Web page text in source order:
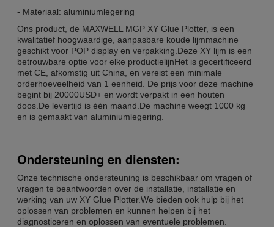
- Materiaal: aluminiumlegering
Ons product, de MAXWELL MGP XY Glue Plotter, is een
kwalitatief hoogwaardige, aanpasbare koude lijmmachine
geschikt voor POP display en verpakking.Deze XY lijm is een
betrouwbare optie voor elke productielijnHet is gecertificeerd
met CE, afkomstig uit China, en vereist een minimale
orderhoeveelheid van 1 eenheid. De prijs voor deze machine
begint bij 20000USD+ en wordt verpakt in een houten
doos.De levertijd is één maand.De machine weegt 1000 kg
en is gemaakt van aluminiumlegering.
Ondersteuning en diensten:
Onze technische ondersteuning is beschikbaar om vragen of
vragen te beantwoorden over de installatie, installatie en
werking van uw XY Glue Plotter.We bieden ook hulp bij het
oplossen van problemen en kunnen helpen bij het
diagnosticeren en oplossen van eventuele problemen.